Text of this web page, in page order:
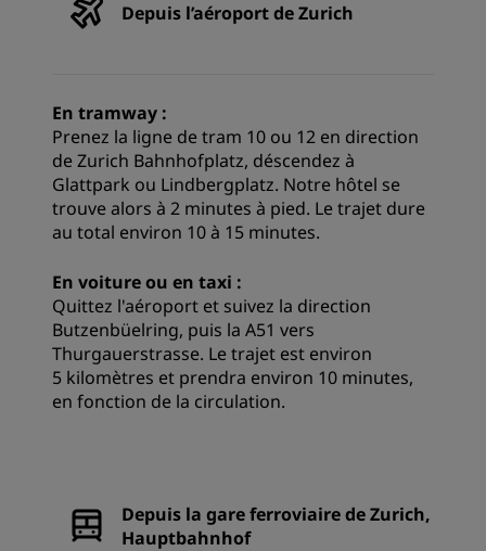
Depuis l’aéroport de Zurich
En tramway :
Prenez la ligne de tram 10 ou 12 en direction
de Zurich Bahnhofplatz, déscendez à
Glattpark ou Lindbergplatz. Notre hôtel se
trouve alors à 2 minutes à pied. Le trajet dure
au total environ 10 à 15 minutes.
En voiture ou en taxi :
Quittez l'aéroport et suivez la direction
Butzenbüelring, puis la A51 vers
Thurgauerstrasse. Le trajet est environ
5 kilomètres et prendra environ 10 minutes,
en fonction de la circulation.
Depuis la gare ferroviaire de Zurich,
Hauptbahnhof